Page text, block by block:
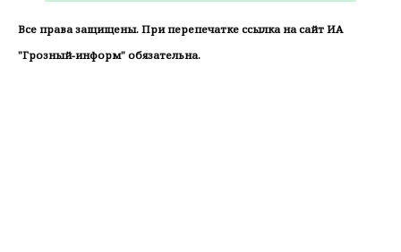
Все права защищены. При перепечатке ссылка на сайт ИА
"Грозный-информ" обязательна.